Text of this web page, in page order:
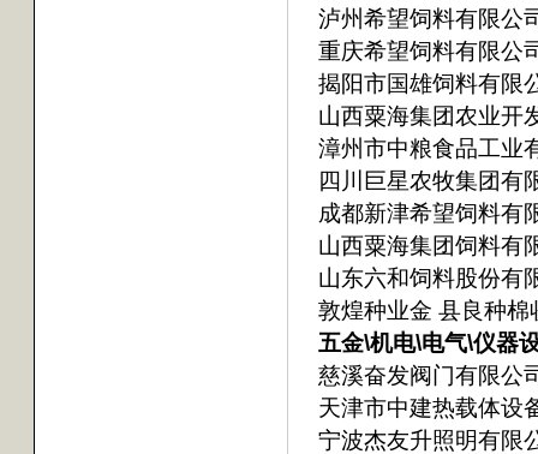
泸州希望饲料有限公
重庆希望饲料有限公
揭阳市国雄饲料有限
山西粟海集团农业开
漳州市中粮食品工业
四川巨星农牧集团有
成都新津希望饲料有
山西粟海集团饲料有
山东六和饲料股份有
敦煌种业金 县良种棉
五金\机电\电气\仪器
慈溪奋发阀门有限公
天津市中建热载体设
宁波杰友升照明有限